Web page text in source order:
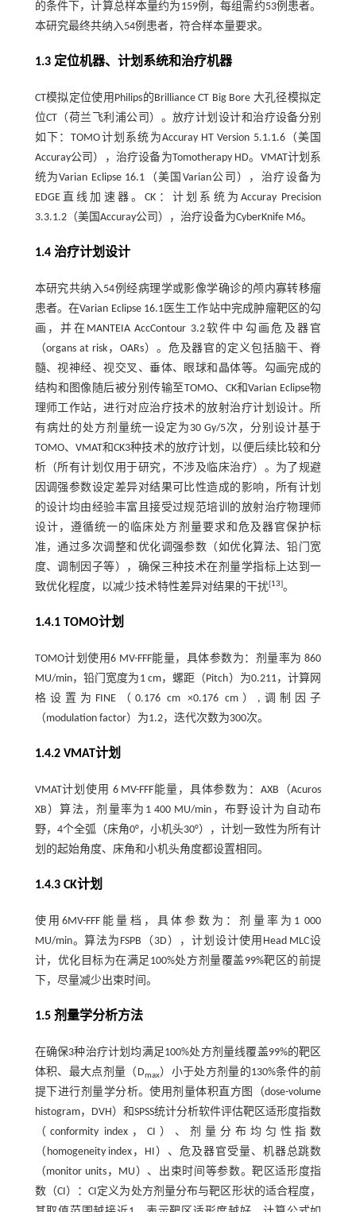
的条件下，计算总样本量约为159例，每组需约53例患者。
本研究最终共纳入54例患者，符合样本量要求。
1.3 定位机器、计划系统和治疗机器
CT模拟定位使用Philips的Brilliance CT Big Bore 大孔径模拟定
位CT（荷兰飞利浦公司）。放疗计划设计和治疗设备分别
如下：TOMO计划系统为Accuray HT Version 5.1.1.6（美国
Accuray公司），治疗设备为Tomotherapy HD。VMAT计划系
统为Varian Eclipse 16.1（美国Varian公司），治疗设备为
EDGE直线加速器。CK：计划系统为Accuray Precision
3.3.1.2（美国Accuray公司），治疗设备为CyberKnife M6。
1.4 治疗计划设计
本研究共纳入54例经病理学或影像学确诊的颅内寡转移瘤
患者。在Varian Eclipse 16.1医生工作站中完成肿瘤靶区的勾
画，并在MANTEIA AccContour 3.2软件中勾画危及器官
（organs at risk，OARs）。危及器官的定义包括脑干、脊
髓、视神经、视交叉、垂体、眼球和晶体等。勾画完成的
结构和图像随后被分别传输至TOMO、CK和Varian Eclipse物
理师工作站，进行对应治疗技术的放射治疗计划设计。所
有病灶的处方剂量统一设定为30 Gy/5次，分别设计基于
TOMO、VMAT和CK3种技术的放疗计划，以便后续比较和分
析（所有计划仅用于研究，不涉及临床治疗）。为了规避
因调强参数设定差异对结果可比性造成的影响，所有计划
的设计均由经验丰富且接受过规范培训的放射治疗物理师
设计，遵循统一的临床处方剂量要求和危及器官保护标
准，通过多次调整和优化调强参数（如优化算法、铅门宽
度、调制因子等），确保三种技术在剂量学指标上达到一
致优化程度，以减少技术特性差异对结果的干扰[13]。
1.4.1 TOMO计划
TOMO计划使用6 MV-FFF能量，具体参数为：剂量率为 860
MU/min，铅门宽度为1 cm，螺距（Pitch）为0.211，计算网
格设置为FINE（0.176 cm ×0.176 cm）,调制因子
（modulation factor）为1.2，迭代次数为300次。
1.4.2 VMAT计划
VMAT计划使用 6 MV-FFF能量，具体参数为：AXB（Acuros
XB）算法，剂量率为1 400 MU/min，布野设计为自动布
野，4个全弧（床角0°，小机头30°），计划一致性为所有计
划的起始角度、床角和小机头角度都设置相同。
1.4.3 CK计划
使用6MV-FFF能量档，具体参数为：剂量率为1 000
MU/min。算法为FSPB（3D），计划设计使用Head MLC设
计，优化目标为在满足100%处方剂量覆盖99%靶区的前提
下，尽量减少出束时间。
1.5 剂量学分析方法
在确保3种治疗计划均满足100%处方剂量线覆盖99%的靶区
体积、最大点剂量（Dmax）小于处方剂量的130%条件的前
提下进行剂量学分析。使用剂量体积直方图（dose-volume
histogram，DVH）和SPSS统计分析软件评估靶区适形度指数
（conformity index，CI）、剂量分布均匀性指数
（homogeneity index，HI）、危及器官受量、机器总跳数
（monitor units，MU）、出束时间等参数。靶区适形度指
数（CI）：CI定义为处方剂量分布与靶区形状的适合程度，